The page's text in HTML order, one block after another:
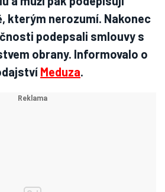
kterým nerozumí. Nakonec
podepsali smlouvy s
obrany. Informovalo o
Meduza.